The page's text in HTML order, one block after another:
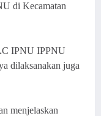
di Kecamatan
IPNU IPPNU
dilaksanakan juga
menjelaskan